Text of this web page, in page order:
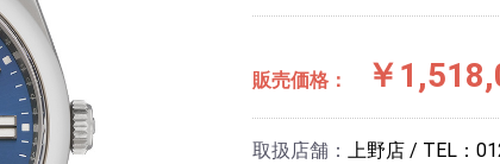
販売価格： ￥
取扱店舗： 上野店 / TEL：